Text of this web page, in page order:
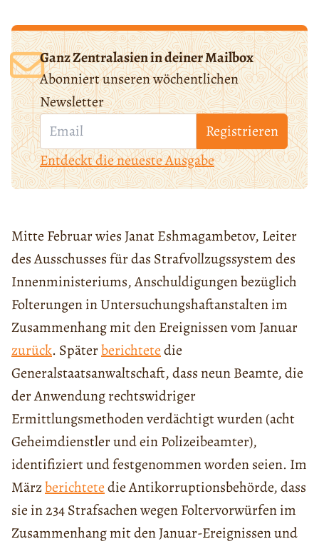
Ganz Zentralasien in deiner Mailbox
Abonniert unseren wöchentlichen
Newsletter
Registrieren
Entdeckt die neueste Ausgabe
Mitte Februar wies Janat Eshmagambetov, Leiter
des Ausschusses für das Strafvollzugssystem des
Innenministeriums, Anschuldigungen bezüglich
Folterungen in Untersuchungshaftanstalten im
Zusammenhang mit den Ereignissen vom Januar
zurück. Späterberichtetedie
Generalstaatsanwaltschaft, dass neun Beamte, die
der Anwendung rechtswidriger
Ermittlungsmethoden verdächtigt wurden (acht
Geheimdienstler und ein Polizeibeamter),
identifiziert und festgenommen worden seien. Im
Märzberichtetedie Antikorruptionsbehörde, dass
sie in 234 Strafsachen wegen Foltervorwürfen im
Zusammenhang mit den Januar-Ereignissen und